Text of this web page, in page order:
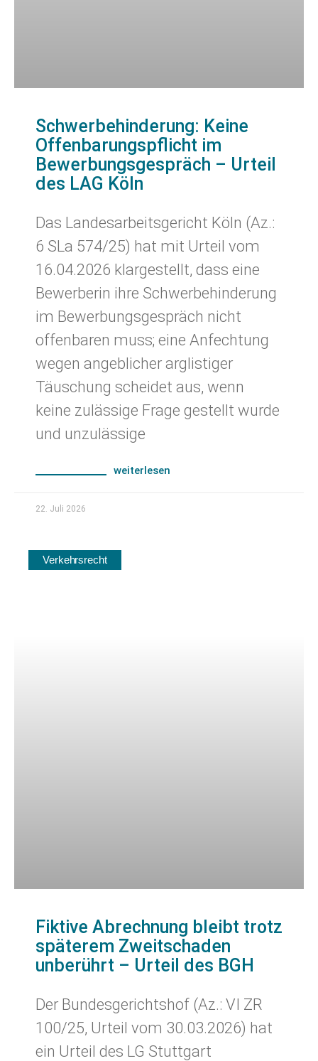
Schwerbehinderung: Keine
Offenbarungspflicht im
Bewerbungsgespräch – Urteil
des LAG Köln
Das Landesarbeitsgericht Köln (Az.:
6 SLa 574/25) hat mit Urteil vom
16.04.2026 klargestellt, dass eine
Bewerberin ihre Schwerbehinderung
im Bewerbungsgespräch nicht
offenbaren muss; eine Anfechtung
wegen angeblicher arglistiger
Täuschung scheidet aus, wenn
keine zulässige Frage gestellt wurde
und unzulässige
weiterlesen
22. Juli 2026
Verkehrsrecht
Fiktive Abrechnung bleibt trotz
späterem Zweitschaden
unberührt – Urteil des BGH
Der Bundesgerichtshof (Az.: VI ZR
100/25, Urteil vom 30.03.2026) hat
ein Urteil des LG Stuttgart